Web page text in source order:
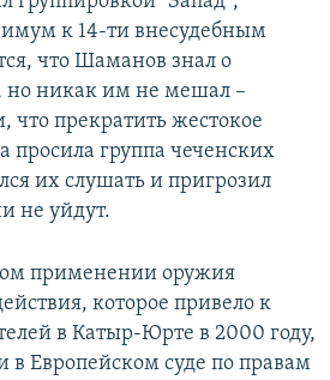
к 14-ти внесудебным
что Шаманов знал о
но никак им не мешал –
что прекратить жестокое
просила группа чеченских
их слушать и пригрозил
не уйдут.
применении оружия
которое привело к
в Катыр-Юрте в 2000 году,
Европейском суде по правам